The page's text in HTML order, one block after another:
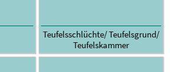
Teufelsschlüchte/ Teufelsgrund/
Teufelskammer